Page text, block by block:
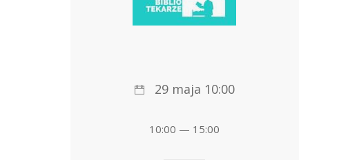
29 maja 10:00
10:00 — 15:00